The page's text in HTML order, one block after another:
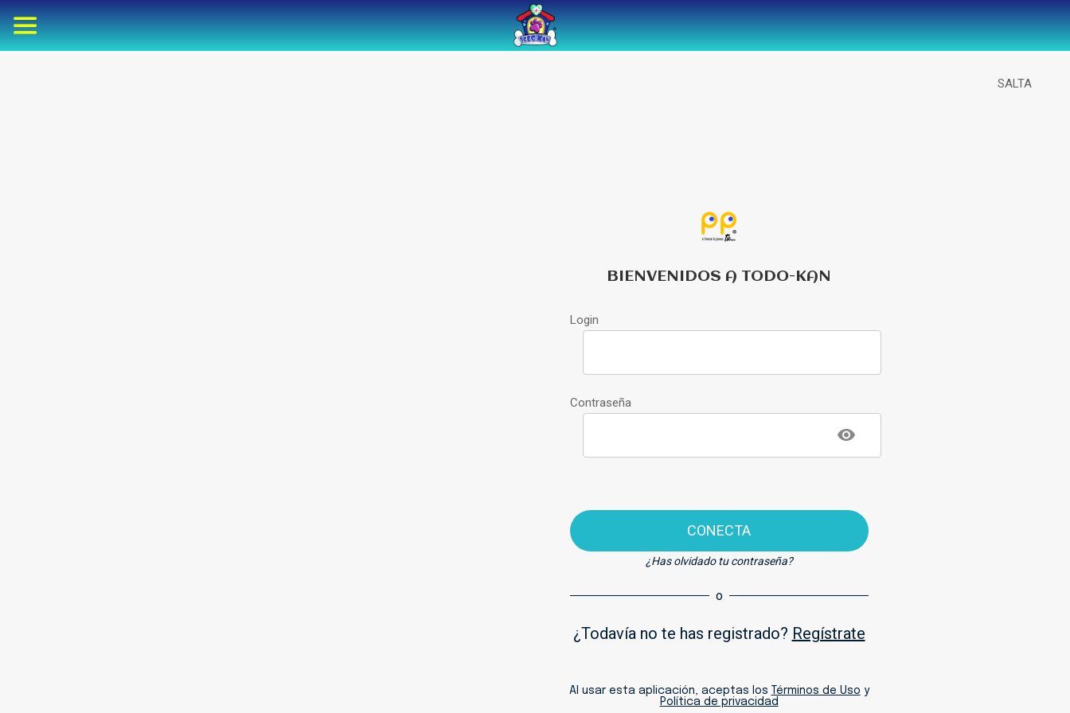
SALTA
BIENVENIDOS A TODO-KAN
Login
Contraseña
CONECTA
¿Has olvidado tu contraseña?
o
¿Todavía no te has registrado? Regístrate
Al usar esta aplicación, aceptas los Términos de Uso y
Política de privacidad